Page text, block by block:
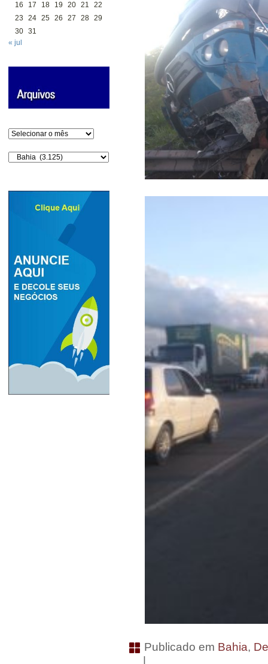
16
17 18 19 20 21
22
23
24 25 26 27 28 29
30 31
« jul
Arquivos
Categorias
Publicado em Bahia,